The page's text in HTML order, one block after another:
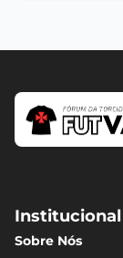
Institucional
Sobre Nós